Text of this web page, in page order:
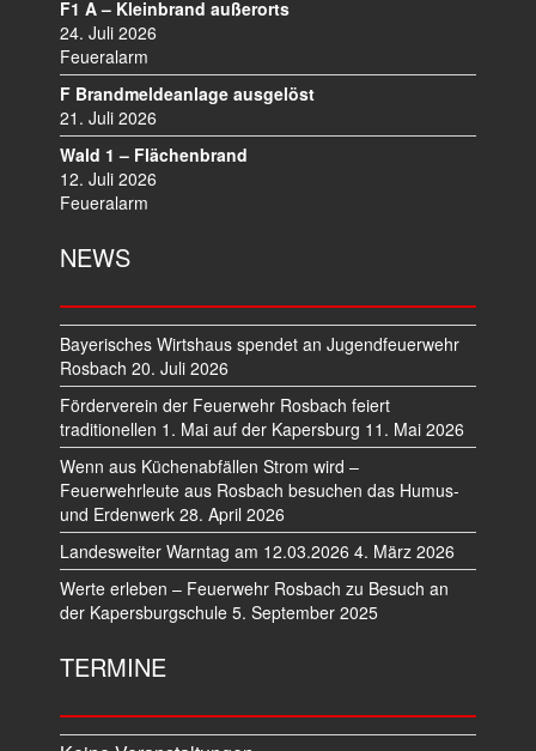
F1 A – Kleinbrand außerorts
24. Juli 2026
Feueralarm
F Brandmeldeanlage ausgelöst
21. Juli 2026
Wald 1 – Flächenbrand
12. Juli 2026
Feueralarm
NEWS
Bayerisches Wirtshaus spendet an Jugendfeuerwehr
Rosbach 20. Juli 2026
Förderverein der Feuerwehr Rosbach feiert
traditionellen 1. Mai auf der Kapersburg 11. Mai 2026
Wenn aus Küchenabfällen Strom wird –
Feuerwehrleute aus Rosbach besuchen das Humus-
und Erdenwerk 28. April 2026
Landesweiter Warntag am 12.03.2026 4. März 2026
Werte erleben – Feuerwehr Rosbach zu Besuch an
der Kapersburgschule 5. September 2025
TERMINE